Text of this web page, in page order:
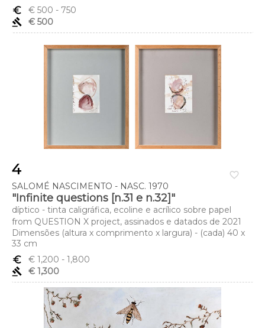
euro_symbol
€ 500 - 750
gavel
€ 500
favorite_border
4
SALOMÉ NASCIMENTO - NASC. 1970
"Infinite questions [n.31 e n.32]"
díptico - tinta caligráfica, ecoline e acrílico sobre papel
from QUESTION X project, assinados e datados de 2021
Dimensões (altura x comprimento x largura) - (cada) 40 x
33 cm
euro_symbol
€ 1,200 - 1,800
gavel
€ 1,300